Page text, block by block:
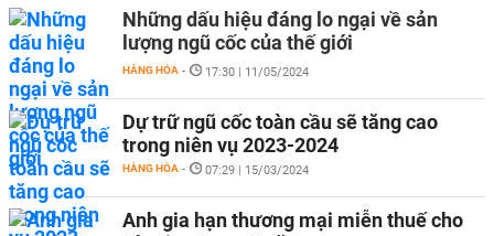
Những dấu hiệu đáng lo ngại về sản
lượng ngũ cốc của thế giới
HÀNG HÓA - 17:30 | 11/05/2024
Dự trữ ngũ cốc toàn cầu sẽ ​​tăng cao
trong niên vụ 2023-2024
HÀNG HÓA - 07:29 | 15/03/2024
Anh gia hạn thương mại miễn thuế cho